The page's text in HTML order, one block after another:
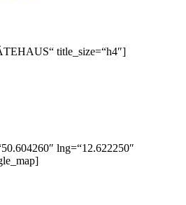
title_size=“h4″]
lng=“12.622250″